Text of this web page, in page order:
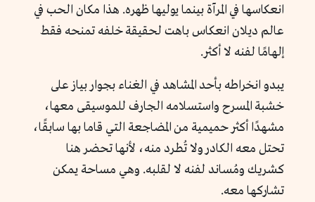
انعكاسها في المرآة بينما يوليها ظهره. هذا مكان الحب في
عالم ديلان انعكاس باهت لحقيقة خلفه تمنحه فقط
إلهامًا لفنه لا أكثر.
يبدو انخراطه بأحد المشاهد في الغناء بجوار بياز على
خشبة المسرح واستسلامه الجارف للموسيقى معها،
مشهدًا أكثر حميمية من المضاجعة التي قاما بها سابقًا،
تحتل معه الكادر ولا تُطرد منه، لأنها تحضر هنا
كشريك ومُساند لفنه لا لقلبه. وهي مساحة يمكن
تشاركها معه.